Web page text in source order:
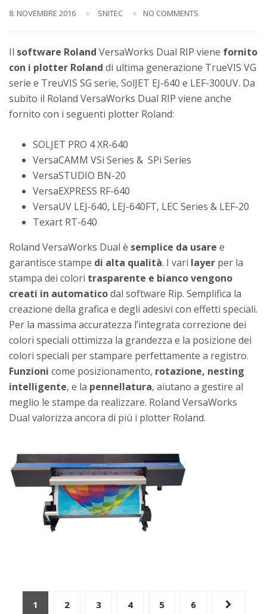
8. NOVEMBRE 2016 SNITEC NO COMMENTS
Il software Roland VersaWorks Dual RIP viene fornito
con i plotter Roland di ultima generazione TrueVIS VG
serie e TreuVIS SG serie, SolJET EJ-640 e LEF-300UV. Da
subito il Roland VersaWorks Dual RIP viene anche
fornito con i seguenti plotter Roland:
SOLJET PRO 4 XR-640
VersaCAMM VSi Series & SPi Series
VersaSTUDIO BN-20
VersaEXPRESS RF-640
VersaUV LEJ-640, LEJ-640FT, LEC Series & LEF-20
Texart RT-640
Roland VersaWorks Dual è semplice da usare e
garantisce stampe di alta qualità. I vari layer per la
stampa dei colori trasparente e bianco vengono
creati in automaticodal software Rip. Semplifica la
creazione della grafica e degli adesivi con effetti speciali.
Per la massima accuratezza l’integrata correzione dei
colori speciali ottimizza la grandezza e la posizione dei
colori speciali per stampare perfettamente a registro.
Funzioni come posizionamento, rotazione, nesting
intelligente, e la pennellatura, aiutano a gestire al
meglio le stampe da realizzare. Roland VersaWorks
Dual valorizza ancora di più i plotter Roland.
Navigazione
1 2 3 4 5 6